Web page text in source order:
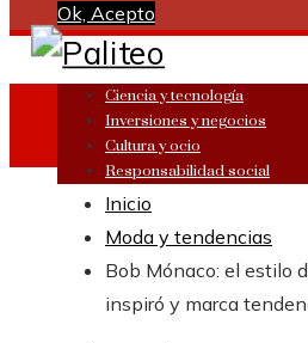
Ok, Acepto
Ciencia y tecnología
Inversiones y negocios
Cultura y ocio
Responsabilidad social
Inicio
Moda y tendencias
Bob Mónaco: el estilo
inspiró y marca